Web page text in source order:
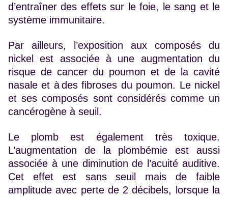
d’entraîner des effets sur le foie, le sang et le
système immunitaire.
Par ailleurs, l’exposition aux composés du
nickel est associée à une augmentation du
risque de cancer du poumon et de la cavité
nasale et à des fibroses du poumon. Le nickel
et ses composés sont considérés comme un
cancérogène à seuil.
Le plomb est également très toxique.
L’augmentation de la plombémie est aussi
associée à une diminution de l’acuité auditive.
Cet effet est sans seuil mais de faible
amplitude avec perte de 2 décibels, lorsque la